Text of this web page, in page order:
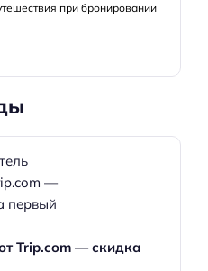
при бронировании
Trip.com — скидка